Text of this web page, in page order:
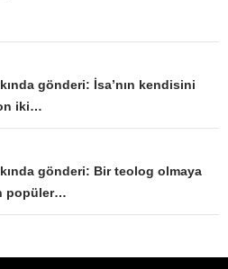
gönderi: İsa’nın kendisini
iki…
gönderi: Bir teolog olmaya
popüler…